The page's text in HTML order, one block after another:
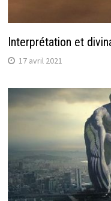
Interprétation et
17 avril 2021